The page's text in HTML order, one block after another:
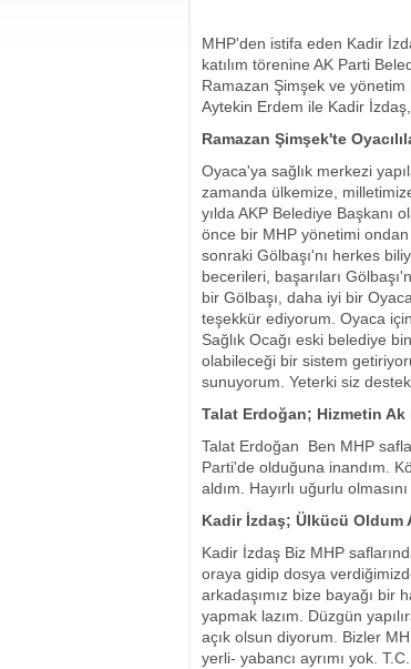
MHP'den istifa eden Kadir
katılım törenine AK Parti
Ramazan Şimşek ve yönetim
Aytekin Erdem ile Kadir
Ramazan Şimşek'te
Oyaca'ya sağlık merkezi
zamanda ülkemize,
yılda AKP Belediye Başkanı
önce bir MHP yönetimi
sonraki Gölbaşı'nı herkes
becerileri, başarıları
bir Gölbaşı, daha iyi bir
teşekkür ediyorum. Oyaca
Sağlık Ocağı eski belediye
olabileceği bir sistem
sunuyorum. Yeterki siz
Talat Erdoğan; Hizmetin
Talat Erdoğan  Ben MHP
Parti'de olduğuna inandım.
aldım. Hayırlı uğurlu
Kadir İzdaş; Ülkücü Oldum
Kadir İzdaş Biz MHP
oraya gidip dosya
arkadaşımız bize bayağı
yapmak lazım. Düzgün
açık olsun diyorum. Bizler
yerli- yabancı ayrımı yok.